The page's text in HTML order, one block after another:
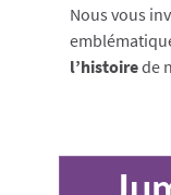
Nous vous
l’histoirede